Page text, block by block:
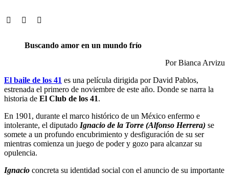
Buscando amor en un mundo frío
Por Bianca Arvizu
El baile de los 41 es una película dirigida por David Pablos,
estrenada el primero de noviembre de este año. Donde se narra la
historia de El Club de los 41.
En 1901, durante el marco histórico de un México enfermo e
intolerante, el diputado Ignacio de la Torre (Alfonso Herrera) se
somete a un profundo encubrimiento y desfiguración de su ser
mientras comienza un juego de poder y gozo para alcanzar su
opulencia.
Ignacio concreta su identidad social con el anuncio de su importante